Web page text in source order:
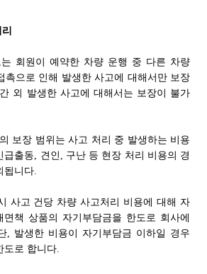
회원이 예약한 차량 운행 중 다른 차량
촉으로 인해 발생한 사고에 대해서만 보장
외 발생한 사고에 대해서는 보장이 불가
보장 범위는 사고 처리 중 발생하는 비용
급출동, 견인, 구난 등 현장 처리 비용의 경
됩니다.
사고 건당 차량 사고처리 비용에 대해 자
책 상품의 자기부담금을 한도로 회사에
, 발생한 비용이 자기부담금 이하일 경우
도로 합니다.